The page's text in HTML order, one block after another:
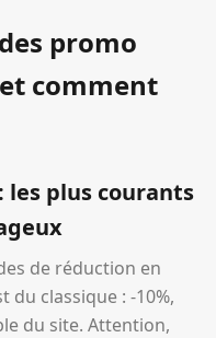
promo
comment
les plus courants
de réduction en
du classique : -10%,
du site. Attention,